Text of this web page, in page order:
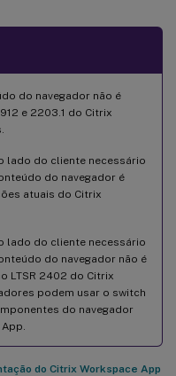
do navegador não é
e 2203.1 do Citrix
lado do cliente necessário
do navegador é
atuais do Citrix
lado do cliente necessário
do navegador não é
LTSR 2402 do Citrix
podem usar o switch
do navegador
do Citrix Workspace App